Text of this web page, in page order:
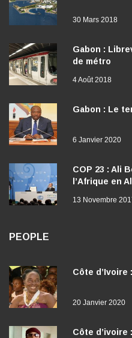
30 Mars 2018
Gabon :
de métro
4 Août 2018
Gabon : Le
6 Janvier 2020
COP 23 : Ali
l’Afrique en
13 Novembre
PEOPLE
Côte d’Ivoire
20 Janvier 2020
Côte d’ivoire